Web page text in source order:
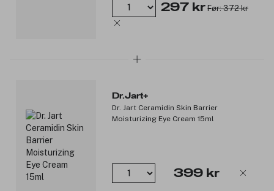
297 kr Før: 372 kr
Dr.Jart+
Dr. Jart Ceramidin Skin Barrier
Moisturizing Eye Cream 15ml
399 kr